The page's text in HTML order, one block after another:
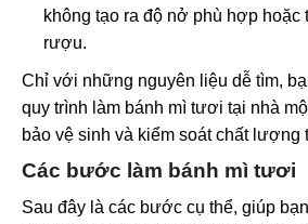
không tạo ra độ nở phù hợp hoặc
rượu.
Chỉ với những nguyên liệu dễ tìm,
quy trình làm bánh mì tươi tại nhà
bảo vệ sinh và kiểm soát chất lượng
Các bước làm bánh mì tươi
Sau đây là các bước cụ thể, giúp